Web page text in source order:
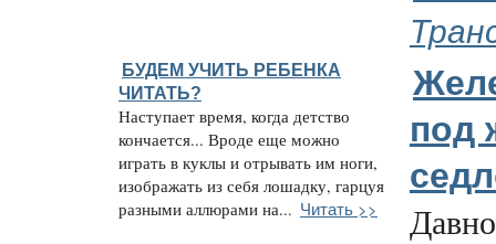
БУДЕМ УЧИТЬ РЕБЕНКА
ЧИТАТЬ?
Наступает время, когда детство
кончается... Вроде еще можно
играть в куклы и отрывать им ноги,
изображать из себя лошадку, гарцуя
разными аллюрами на... Читать >>
под